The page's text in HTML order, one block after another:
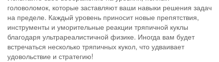
головоломок, которые заставляют ваши навыки решения задач
на пределе. Каждый уровень приносит новые препятствия,
инструменты и уморительные реакции тряпичной куклы
благодаря ультрареалистичной физике. Иногда вам будет
встречаться несколько тряпичных кукол, что удваивает
удовольствие и стратегию!